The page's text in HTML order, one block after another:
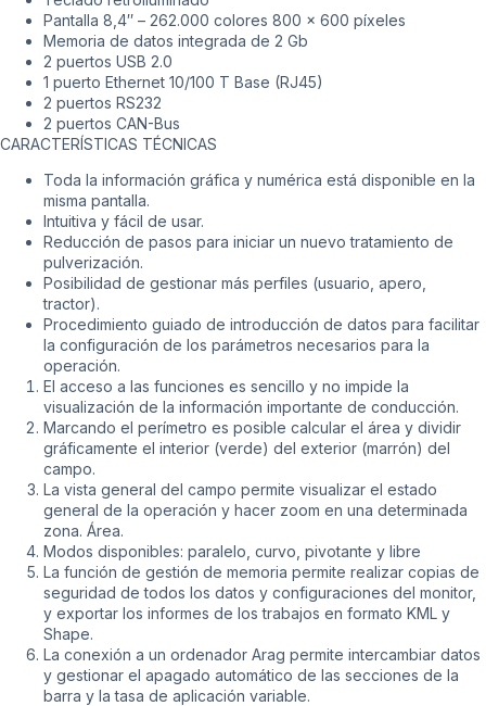
Pantalla 8,4″ – 262.000 colores 800 x 600 píxeles
Memoria de datos integrada de 2 Gb
2 puertos USB 2.0
1 puerto Ethernet 10/100 T Base (RJ45)
2 puertos RS232
2 puertos CAN-Bus
CARACTERÍSTICAS TÉCNICAS
Toda la información gráfica y numérica está disponible en la
misma pantalla.
Intuitiva y fácil de usar.
Reducción de pasos para iniciar un nuevo tratamiento de
pulverización.
Posibilidad de gestionar más perfiles (usuario, apero,
tractor).
Procedimiento guiado de introducción de datos para facilitar
la configuración de los parámetros necesarios para la
operación.
El acceso a las funciones es sencillo y no impide la
visualización de la información importante de conducción.
Marcando el perímetro es posible calcular el área y dividir
gráficamente el interior (verde) del exterior (marrón) del
campo.
La vista general del campo permite visualizar el estado
general de la operación y hacer zoom en una determinada
zona. Área.
Modos disponibles: paralelo, curvo, pivotante y libre
La función de gestión de memoria permite realizar copias de
seguridad de todos los datos y configuraciones del monitor,
y exportar los informes de los trabajos en formato KML y
Shape.
La conexión a un ordenador Arag permite intercambiar datos
y gestionar el apagado automático de las secciones de la
barra y la tasa de aplicación variable.